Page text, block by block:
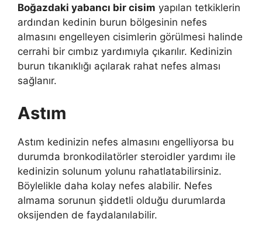
Boğazdaki yabancı bir cisim yapılan tetkiklerin
ardından kedinin burun bölgesinin nefes
almasını engelleyen cisimlerin görülmesi halinde
cerrahi bir cımbız yardımıyla çıkarılır. Kedinizin
burun tıkanıklığı açılarak rahat nefes alması
sağlanır.
Astım
Astım kedinizin nefes almasını engelliyorsa bu
durumda bronkodilatörler steroidler yardımı ile
kedinizin solunum yolunu rahatlatabilirsiniz.
Böylelikle daha kolay nefes alabilir. Nefes
almama sorunun şiddetli olduğu durumlarda
oksijenden de faydalanılabilir.